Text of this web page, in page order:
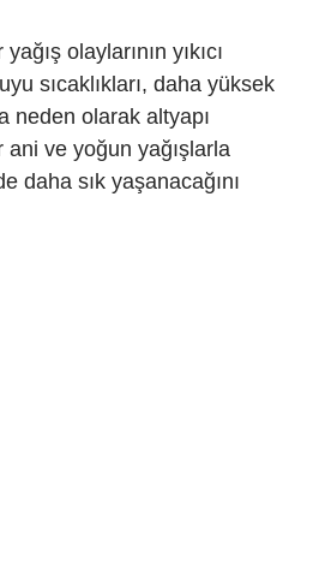
olaylarının yıkıcı
sıcaklıkları, daha yüksek
neden olarak altyapı
ani ve yoğun yağışlarla
daha sık yaşanacağını